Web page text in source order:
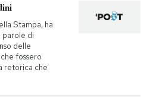
Stampa, ha
parole di
delle
fossero
retorica che